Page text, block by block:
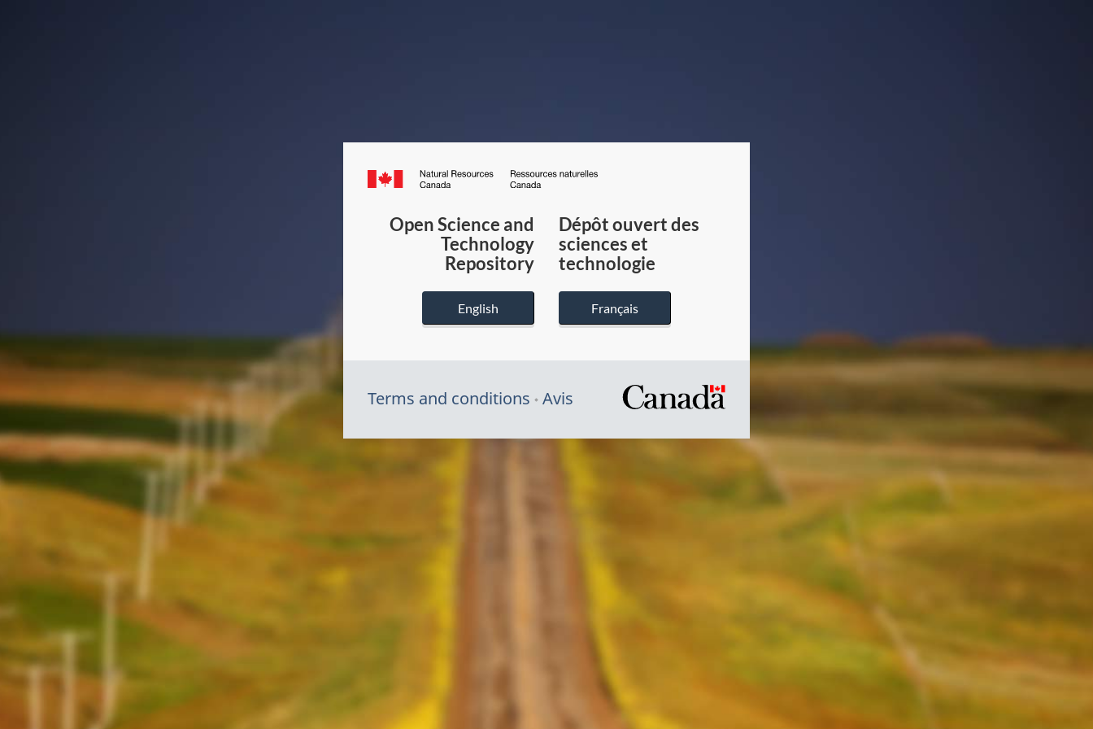
Canada.ca
du
Canada
Open Science and
Technology
Repository
English
Dépôt ouvert des
sciences et
technologie
Français
Terms and conditions Avis
/
Symbole
du
gouvernement
du